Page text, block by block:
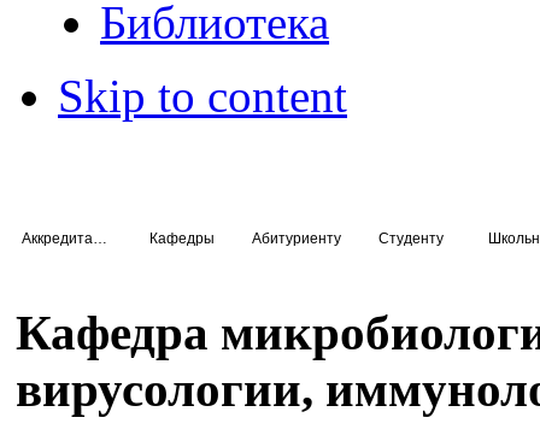
Библиотека
Skip to content
Кафедры Абитуриенту Студенту
Кафедра
вирусологии,